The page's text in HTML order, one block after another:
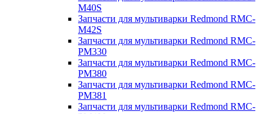
M40S
Запчасти для мультиварки Redmond RMC-
M42S
Запчасти для мультиварки Redmond RMC-
PM330
Запчасти для мультиварки Redmond RMC-
PM380
Запчасти для мультиварки Redmond RMC-
PM381
Запчасти для мультиварки Redmond RMC-